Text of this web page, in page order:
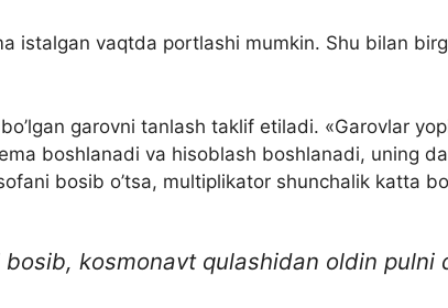
istalgan vaqtda portlashi mumkin. Shu bilan
garovni tanlash taklif etiladi. «Garovlar
boshlanadi va hisoblash boshlanadi, uning
bosib o’tsa, multiplikator shunchalik katta
kosmonavt qulashidan oldin pulni